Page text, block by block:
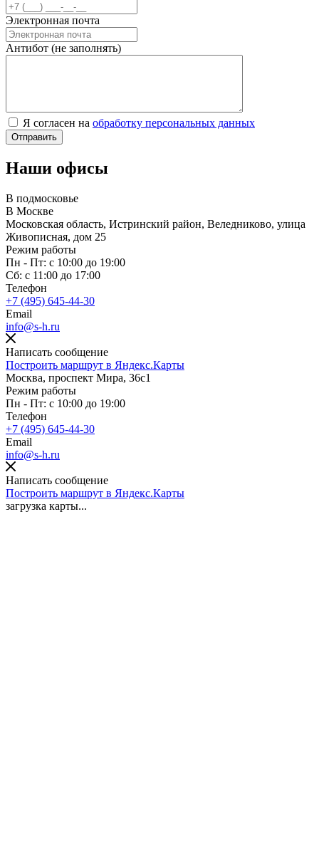
Электронная почта
Антибот (не заполнять)
Я согласен на обработку персональных данных
Наши офисы
В подмосковье
В Москве
Московская область, Истринский район, Веледниково, улица
Живописная, дом 25
Режим работы
Пн - Пт: с 10:00 до 19:00
Сб: с 11:00 до 17:00
Телефон
+7 (495) 645-44-30
Email
info@s-h.ru
Написать сообщение
Построить маршрут в Яндекс.Карты
Москва, проспект Мира, 36с1
Режим работы
Пн - Пт: с 10:00 до 19:00
Телефон
+7 (495) 645-44-30
Email
info@s-h.ru
Написать сообщение
Построить маршрут в Яндекс.Карты
загрузка карты...